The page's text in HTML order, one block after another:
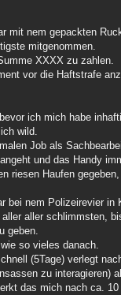
mit nem gepackten
mitgenommen.
XXXX zu zahlen.
vor die Haftstrafe
ich mich habe
wild.
Job als
und das Handy
riesen Haufen
bei nem Polizeirevier
aller aller schlimmsten,
geben.
so vieles danach.
(5Tage) verlegt
zu interagieren)
das mich nach ca.